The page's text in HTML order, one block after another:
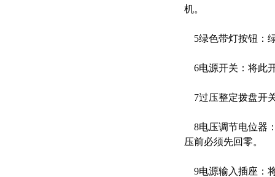
机。
5绿色带灯按钮：
6电源开关：将此
7过压整定拨盘开
8电压调节电位器
压前必须先回零。
9电源输入插座：